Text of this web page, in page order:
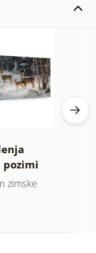
pozimi
zimske